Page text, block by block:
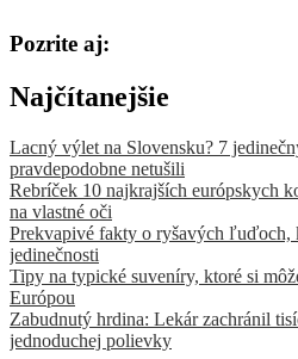
Pozrite aj:
Najčítanejšie
Lacný výlet na Slovensku? 7
pravdepodobne netušili
Rebríček 10 najkrajších európskych
na vlastné oči
Prekvapivé fakty o ryšavých ľuďoch,
jedinečnosti
Tipy na typické suveníry, ktoré si
Európou
Zabudnutý hrdina: Lekár zachránil
jednoduchej polievky